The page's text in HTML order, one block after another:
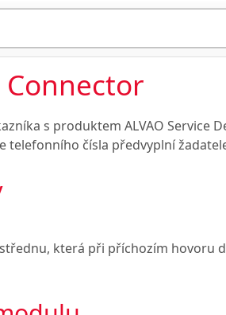
Connector
s produktem ALVAO Service
telefonního čísla předvyplní
která při příchozím hovoru